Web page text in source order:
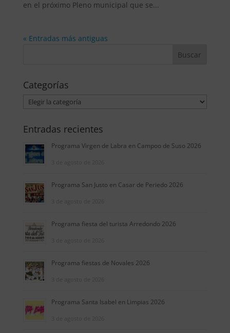
en el próximo Pleno municipal que se...
« Entradas más antiguas
Categorías
Categorías
Entradas recientes
Programa Virgen de Labra en Campoo de Suso 2026
Programa San Justo en Casar de Periedo 2026
Programa fiesta del turista Arredondo 2026
Programa fiestas de Novales 2026
Programa Santa Isabel en Limpias 2026